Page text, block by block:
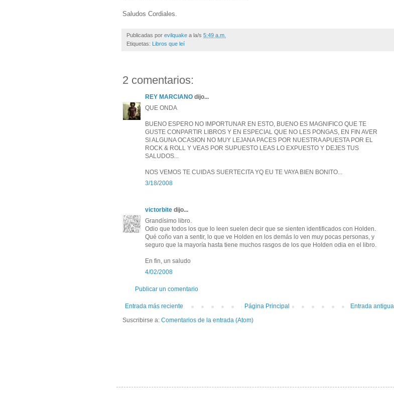
Saludos Cordiales.
Publicadas por evilquake a la/s 5:49 a.m.
Etiquetas: Libros que leí
2 comentarios:
REY MARCIANO dijo...
QUE ONDA
BUENO ESPERO NO IMPORTUNAR EN ESTO, BUENO ES MAGNIFICO QUE TE
GUSTE CONPARTIR LIBROS Y EN ESPECIAL QUE NO LES PONGAS, EN FIN AVER
SI ALGUNA OCASION NO MUY LEJANA PACES POR NUESTRA APUESTA POR EL
ROCK & ROLL Y VEAS POR SUPUESTO LEAS LO EXPUESTO Y DEJES TUS
SALUDOS...
NOS VEMOS TE CUIDAS SUERTECITA YQ EU TE VAYA BIEN BONITO...
3/18/2008
victorbite dijo...
Grandísimo libro.
Odio que todos los que lo leen suelen decir que se sienten identificados con Holden.
Qué coño van a sentir, lo que ve Holden en los demás lo ven muy pocas personas, y
seguro que la mayoría hasta tiene muchos rasgos de los que Holden odia en el libro.
En fin, un saludo
4/02/2008
Publicar un comentario
Entrada más reciente Entrada antigua
Página Principal
Suscribirse a: Comentarios de la entrada (Atom)